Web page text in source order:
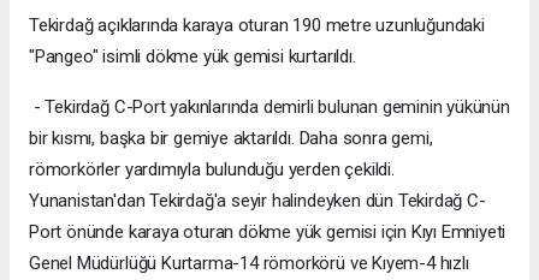
Tekirdağ açıklarında karaya oturan 190 metre uzunluğundaki
"Pangeo" isimli dökme yük gemisi kurtarıldı.
- Tekirdağ C-Port yakınlarında demirli bulunan geminin yükünün
bir kısmı, başka bir gemiye aktarıldı. Daha sonra gemi,
römorkörler yardımıyla bulunduğu yerden çekildi.
Yunanistan'dan Tekirdağ'a seyir halindeyken dün Tekirdağ C-
Port önünde karaya oturan dökme yük gemisi için Kıyı Emniyeti
Genel Müdürlüğü Kurtarma-14 römorkörü ve Kıyem-4 hızlı